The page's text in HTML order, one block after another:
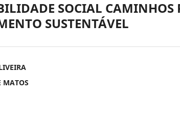
SOCIAL CAMINHOS
SUSTENTÁVEL
MATOS